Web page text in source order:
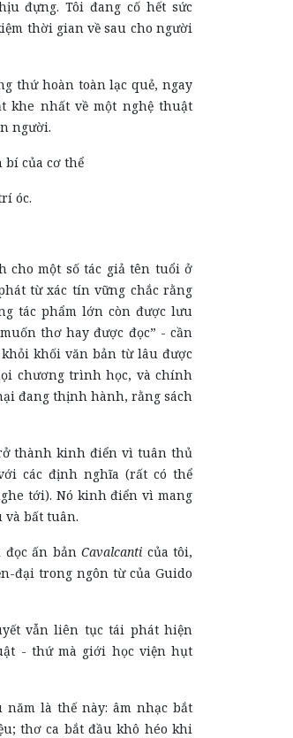
đựng. Tôi đang cố hết sức
thời gian về sau cho người
thứ hoàn toàn lạc quẻ, ngay
khe nhất về một nghệ thuật
người.
bí của cơ thể
óc.
cho một số tác giả tên tuổi ở
từ xác tín vững chắc rằng
tác phẩm lớn còn được lưu
thơ hay được đọc” - cần
khối văn bản từ lâu được
chương trình học, và chính
đang thịnh hành, rằng sách
thành kinh điển vì tuân thủ
các định nghĩa (rất có thể
tới). Nó kinh điển vì mang
bất tuân.
đọc ấn bản Cavalcanti của tôi,
đại trong ngôn từ của Guido
vẫn liên tục tái phát hiện
- thứ mà giới học viện hụt
năm là thế này: âm nhạc bắt
thơ ca bắt đầu khô héo khi